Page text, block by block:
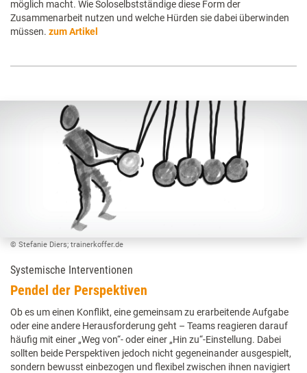
möglich macht. Wie Soloselbstständige diese Form der
Zusammenarbeit nutzen und welche Hürden sie dabei überwinden
müssen. zum Artikel
© Stefanie Diers; trainerkoffer.de
Systemische Interventionen
Pendel der Perspektiven
Ob es um einen Konflikt, eine gemeinsam zu erarbeitende Aufgabe
oder eine andere Herausforderung geht – Teams reagieren darauf
häufig mit einer „Weg von“- oder einer „Hin zu“-Einstellung. Dabei
sollten beide Perspektiven jedoch nicht gegeneinander ausgespielt,
sondern bewusst einbezogen und flexibel zwischen ihnen navigiert